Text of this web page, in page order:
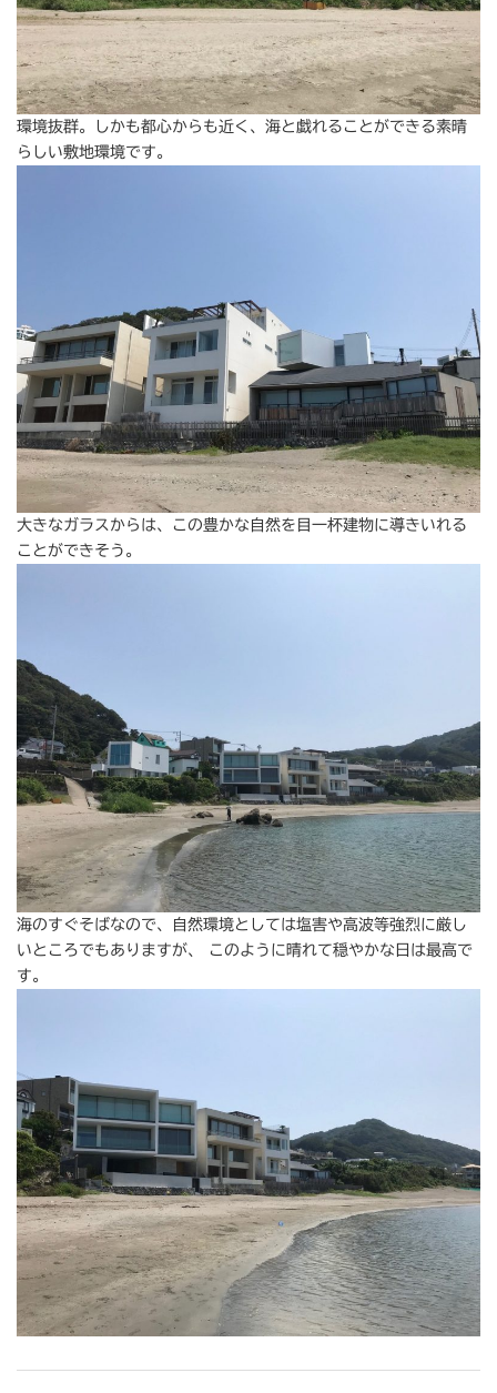
環境抜群。しかも都心からも近く、海と戯れることができる素晴
らしい敷地環境です。
大きなガラスからは、この豊かな自然を目一杯建物に導きいれる
ことができそう。
海のすぐそばなので、自然環境としては塩害や高波等強烈に厳し
いところでもありますが、 このように晴れて穏やかな日は最高で
す。